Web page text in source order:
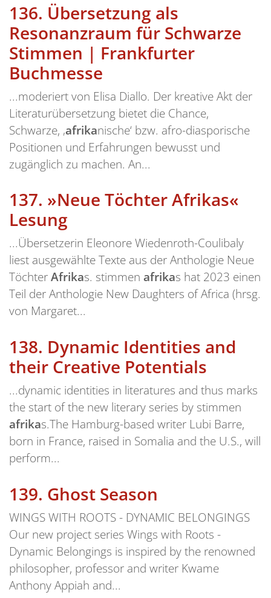
136. Übersetzung als
Resonanzraum für Schwarze
Stimmen | Frankfurter
Buchmesse
...moderiert von Elisa Diallo. Der kreative Akt der
Literaturübersetzung bietet die Chance,
Schwarze, ‚afrikanische‘ bzw. afro-diasporische
Positionen und Erfahrungen bewusst und
zugänglich zu machen. An...
137. »Neue Töchter Afrikas«
Lesung
...Übersetzerin Eleonore Wiedenroth-Coulibaly
liest ausgewählte Texte aus der Anthologie Neue
TöchterAfrikas. stimmen afrikas hat 2023 einen
Teil der Anthologie New Daughters of Africa (hrsg.
von Margaret...
138. Dynamic Identities and
their Creative Potentials
...dynamic identities in literatures and thus marks
the start of the new literary series by stimmen
afrikas.The Hamburg-based writer Lubi Barre,
born in France, raised in Somalia and the U.S., will
perform...
139. Ghost Season
WINGS WITH ROOTS - DYNAMIC BELONGINGS
Our new project series Wings with Roots -
Dynamic Belongings is inspired by the renowned
philosopher, professor and writer Kwame
Anthony Appiah and...